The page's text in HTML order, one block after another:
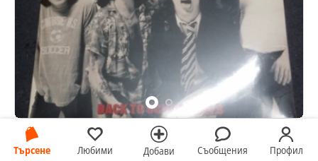
Търсене Любими Добави Съобщения Профил
Грамофонна плоча AC DC.Грамофон.
39 €